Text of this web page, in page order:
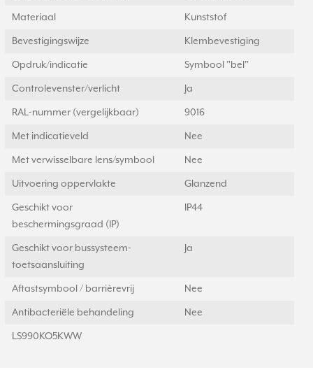
Materiaal Kunststof
Bevestigingswijze Klembevestiging
Opdruk/indicatie Symbool "bel"
Controlevenster/verlicht Ja
RAL-nummer (vergelijkbaar) 9016
Met indicatieveld Nee
Met verwisselbare lens/symbool Nee
Uitvoering oppervlakte Glanzend
Geschikt voor
beschermingsgraad (IP)
IP44
Geschikt voor bussysteem-
toetsaansluiting
Ja
Aftastsymbool / barrièrevrij Nee
Antibacteriële behandeling Nee
LS990KO5KWW